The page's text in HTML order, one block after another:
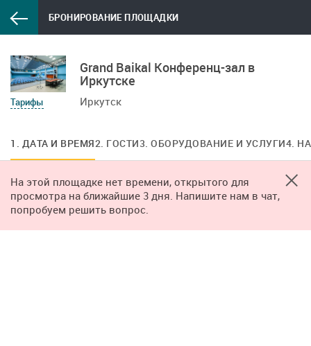
БРОНИРОВАНИЕ ПЛОЩАДКИ
Тарифы
Grand Baikal Конференц-зал в
Иркутске
Иркутск
1. ДАТА И ВРЕМЯ2. ГОСТИ3. ОБОРУДОВАНИЕ И УСЛУГИ4.
На этой площадке нет времени, открытого для
просмотра на ближайшие 3 дня. Напишите нам в чат,
попробуем решить вопрос.